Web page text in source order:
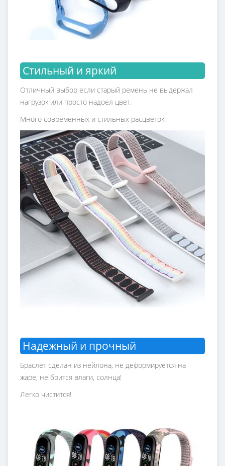
Стильный и яркий
Отличный выбор если старый ремень не выдержал
нагрузок или просто надоел цвет.
Много современных и стильных расцветок!
Надежный и прочный
Браслет сделан из нейлона, не деформируется на
жаре, не боится влаги, солнца!
Легко чистится!